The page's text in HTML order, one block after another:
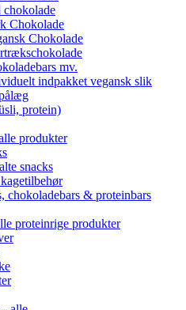
chokolade
Chokolade
Chokolade
mv.
indpakket vegansk slik
protein)
produkter
snacks
chokoladebars & proteinbars
proteinrige produkter